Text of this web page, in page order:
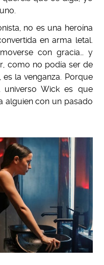
no es una heroína
en arma letal.
con gracia… y
como no podía ser de
la venganza. Porque
Wick es que
alguien con un pasado